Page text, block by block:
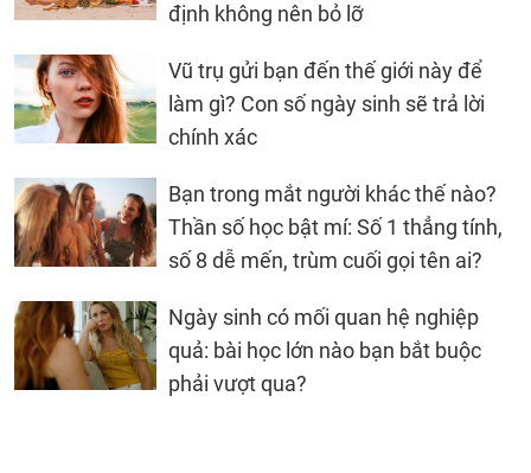
định không nên bỏ lỡ
Vũ trụ gửi bạn đến thế giới này để
làm gì? Con số ngày sinh sẽ trả lời
chính xác
Bạn trong mắt người khác thế nào?
Thần số học bật mí: Số 1 thẳng tính,
số 8 dễ mến, trùm cuối gọi tên ai?
Ngày sinh có mối quan hệ nghiệp
quả: bài học lớn nào bạn bắt buộc
phải vượt qua?